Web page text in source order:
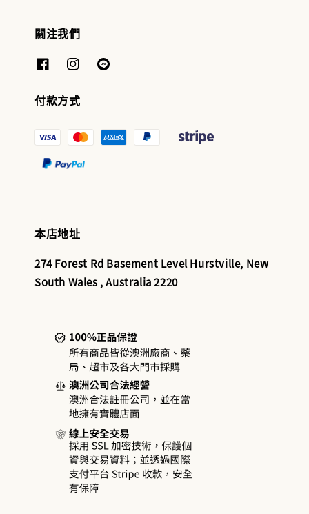
關注我們
付款方式
本店地址
274 Forest Rd Basement Level Hurstville, New
South Wales , Australia 2220